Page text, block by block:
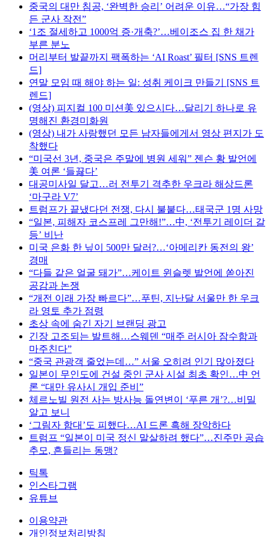
중국의 대만 침공, ‘완벽한 승리’ 어려운 이유…“가장 힘
든 군사 작전”
‘1조 절세하고 1000억 증·개축?’…베이조스 집 한 채가
부른 분노
머리부터 발끝까지 팩폭하는 ‘AI Roast’ 필터 [SNS 트렌
드]
연말 모임 때 해야 하는 일: 성취 케이크 만들기 [SNS 트
렌드]
(영상) 피지컬 100 미션美 있으시다…달리기 하나로 유
명해진 환경미화원
(영상) 내가 사랑했던 모든 남자들에게서 영상 편지가 도
착했다
“미국선 3년, 중국은 주말에 병원 세워” 젠슨 황 발언에
美 여론 ‘들끓다’
대공미사일 달고…러 전투기 격추한 우크라 해상드론
‘마구라 V7’
트럼프가 끝냈다던 전쟁, 다시 불붙다…태국군 1명 사망
“일본, 피해자 코스프레 그만해!”…中, ‘전투기 레이더 갈
등’ 비난
미국 은화 한 닢이 500만 달러?…‘아메리칸 동전의 왕’
경매
“다들 같은 얼굴 돼가”…케이트 윈슬렛 발언에 쏟아진
공감과 논쟁
“개전 이래 가장 빠르다”…푸틴, 지난달 서울만 한 우크
라 영토 추가 점령
초상 속에 숨긴 자기 브랜딩 광고
긴장 고조되는 발트해…스웨덴 “매주 러시아 잠수함과
마주친다”
“중국 관광객 줄었는데…” 서울 오히려 인기 많아졌다
일본이 무인도에 건설 중인 군사 시설 최초 확인…中 언
론 “대만 유사시 개입 준비”
체르노빌 원전 사는 방사능 돌연변이 ‘푸른 개’?…비밀
알고 보니
‘그림자 함대’도 피했다…AI 드론 흑해 장악하다
트럼프 “일본이 미국 정신 말살하려 했다”…진주만 공습
추모, 흔들리는 동맹?
틱톡
인스타그램
유튜브
이용약관
개인정보처리방침